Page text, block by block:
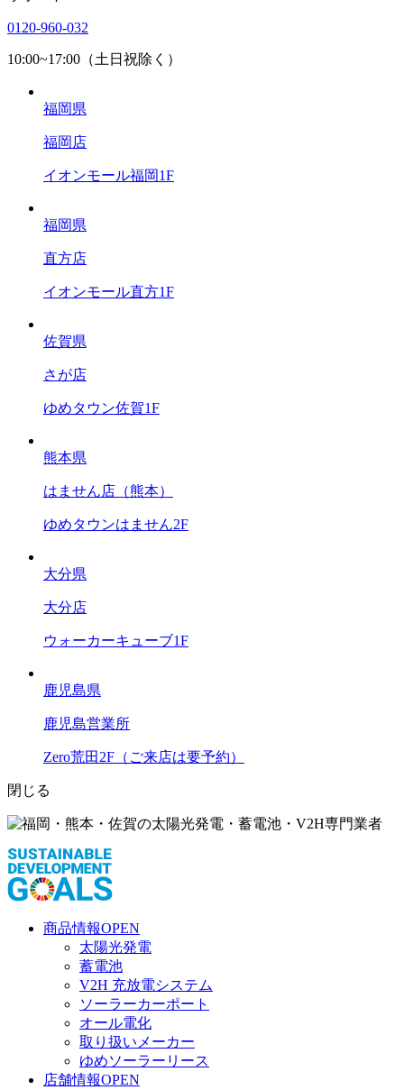
0120-960-032
10:00~17:00（土日祝除く）
福岡県
福岡店
イオンモール福岡1F
福岡県
直方店
イオンモール直方1F
佐賀県
さが店
ゆめタウン佐賀1F
熊本県
はません店（熊本）
ゆめタウンはません2F
大分県
大分店
ウォーカーキューブ1F
鹿児島県
鹿児島営業所
Zero荒田2F（ご来店は要予約）
閉じる
商品情報OPEN
太陽光発電
蓄電池
V2H 充放電システム
ソーラーカーポート
オール電化
取り扱いメーカー
ゆめソーラーリース
店舗情報OPEN